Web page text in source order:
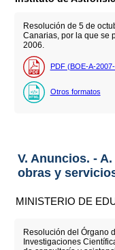
Resolución de 5 de
Canarias, por la que se
2006.
PDF (BOE-A-
Otros formatos
V. Anuncios. -
obras y
MINISTERIO DE
Resolución del Órgano
Investigaciones